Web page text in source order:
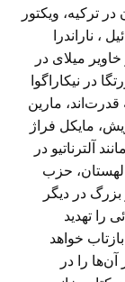
ترکیه، ویکتور
، ناراندرا
میلای در
در نیکاراگوا
مارین
مایکل فراژ
آلترناتیو در
حزب
در دیگر
را تهدید
خواهد
را در